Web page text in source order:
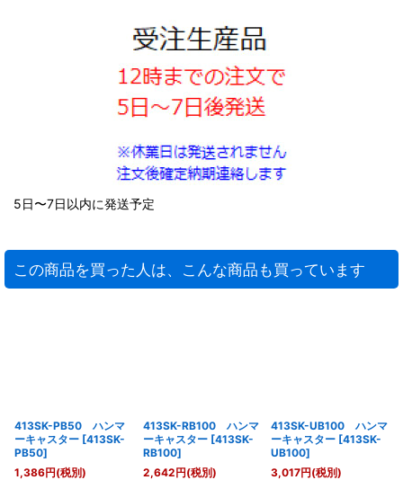
5日〜7日以内に発送予定
この商品を買った人は、こんな商品も買っています
413SK-PB50 ハンマ
ーキャスター [413SK-
PB50]
1,386円(税別)
413SK-RB100 ハンマ
ーキャスター [413SK-
RB100]
2,642円(税別)
413SK-UB100 ハンマ
ーキャスター [413SK-
UB100]
3,017円(税別)